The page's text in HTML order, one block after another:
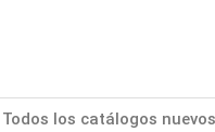
Todos los catálogos nuevos